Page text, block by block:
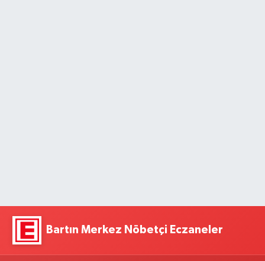
Bartın Merkez Nöbetçi Eczaneler